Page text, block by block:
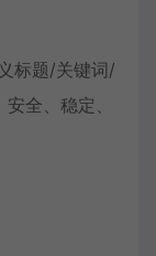
标题/关键词/
全、稳定、